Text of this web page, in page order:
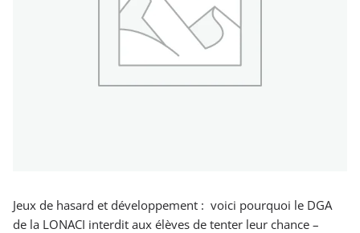
Jeux de hasard et développement : voici pourquoi le DGA
de la LONACI interdit aux élèves de tenter leur chance –